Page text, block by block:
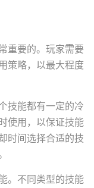
重要的。玩家需要
策略，以最大程度
技能都有一定的冷
使用，以保证技能
时间选择合适的技
。不同类型的技能